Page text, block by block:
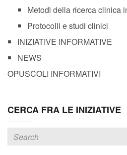
Metodi della ricerca clinica
Protocolli e studi clinici
INIZIATIVE INFORMATIVE
NEWS
OPUSCOLI INFORMATIVI
CERCA FRA LE INIZIATIVE